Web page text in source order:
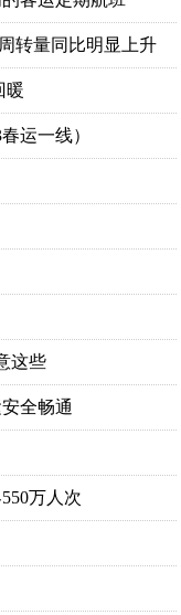
转量同比明显上升
暖
运一线）
这些
全畅通
万人次